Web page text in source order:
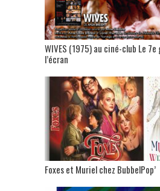
WIVES (1975) au ciné-club Le
l’écran
Foxes et Muriel chez BubbelPop’